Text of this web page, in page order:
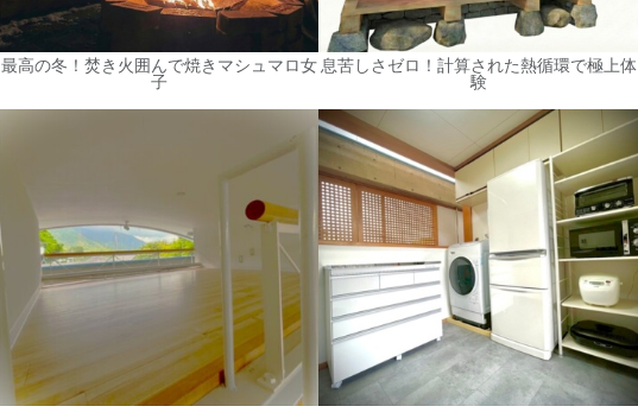
最高の冬！焚き火囲んで焼きマシュマロ女
子
息苦しさゼロ！計算された熱循環で極上体
験